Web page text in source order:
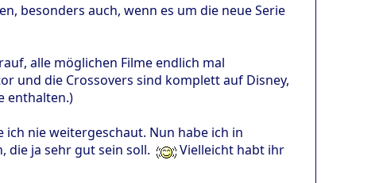
besonders auch, wenn es um die neue Serie
alle möglichen Filme endlich mal
und die Crossovers sind komplett auf Disney,
enthalten.)
ich nie weitergeschaut. Nun habe ich in
die ja sehr gut sein soll.
Vielleicht habt ihr